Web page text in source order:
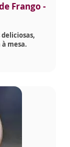
Frango -
mesa.